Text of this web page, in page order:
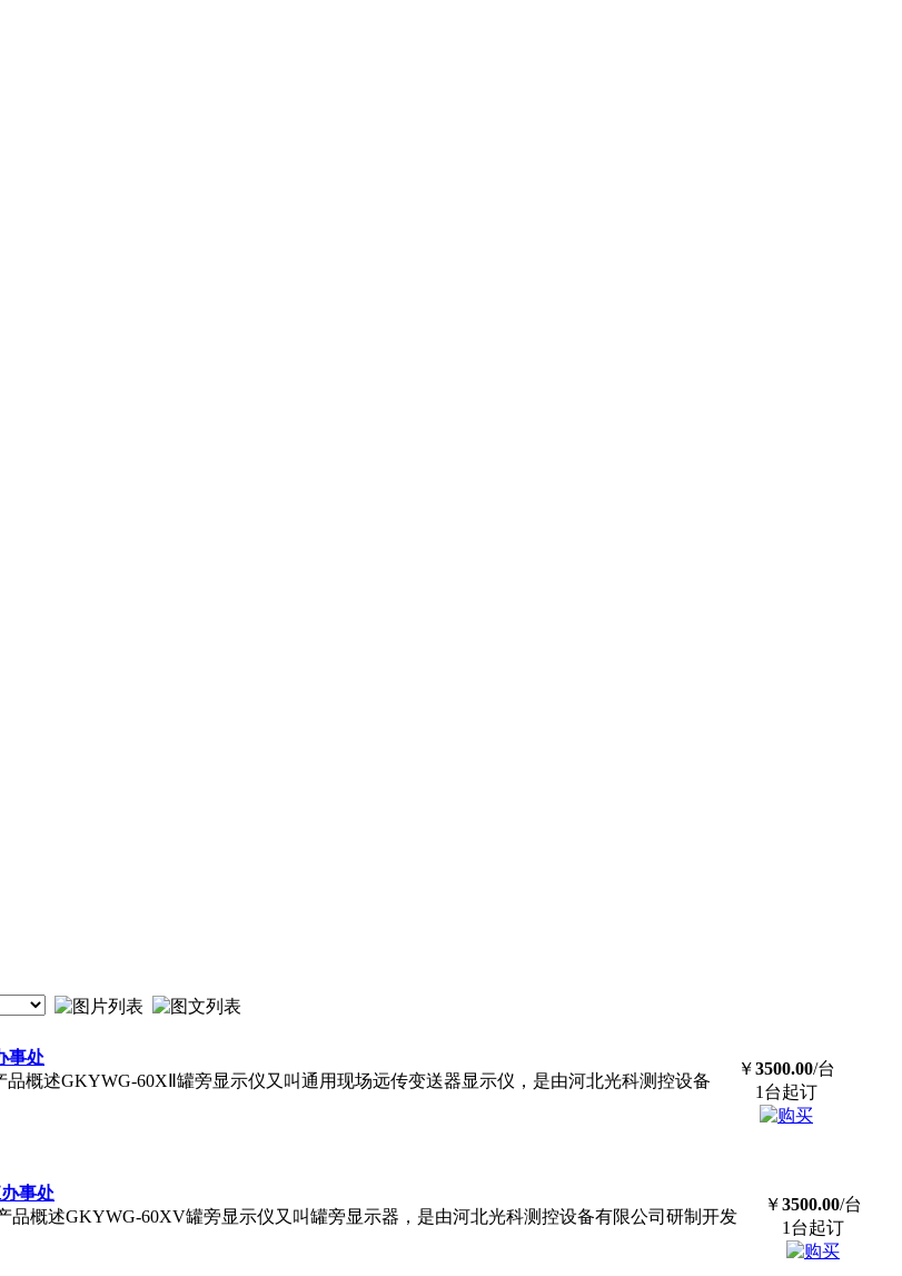
事处
品概述GKYWG-60XⅡ罐旁显示仪又叫通用现场远传变送器显示仪，是由河北光科测控设备
￥3500.00/台
1台起订
事处
品概述GKYWG-60XV罐旁显示仪又叫罐旁显示器，是由河北光科测控设备有限公司研制开发
￥3500.00/台
1台起订